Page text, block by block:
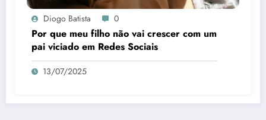
Diogo Batista 0
Por que meu filho não vai crescer com um
pai viciado em Redes Sociais
13/07/2025